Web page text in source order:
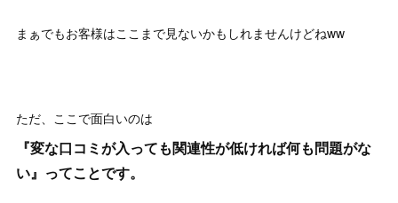
まぁでもお客様はここまで見ないかもしれませんけどねww
ただ、ここで面白いのは
『変な口コミが入っても関連性が低ければ何も問題がな
い』ってことです。